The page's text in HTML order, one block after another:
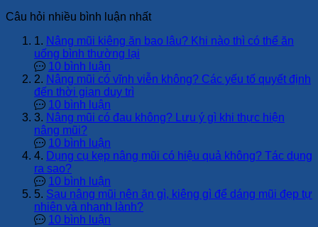
Câu hỏi nhiều bình luận nhất
1. Nâng mũi kiêng ăn bao lâu? Khi nào thì có thể ăn
uống bình thường lại
10 bình luận
2. Nâng mũi có vĩnh viễn không? Các yếu tố quyết định
đến thời gian duy trì
10 bình luận
3. Nâng mũi có đau không? Lưu ý gì khi thực hiện
nâng mũi?
10 bình luận
4. Dụng cụ kẹp nâng mũi có hiệu quả không? Tác dụng
ra sao?
10 bình luận
5. Sau nâng mũi nên ăn gì, kiêng gì để dáng mũi đẹp tự
nhiên và nhanh lành?
10 bình luận